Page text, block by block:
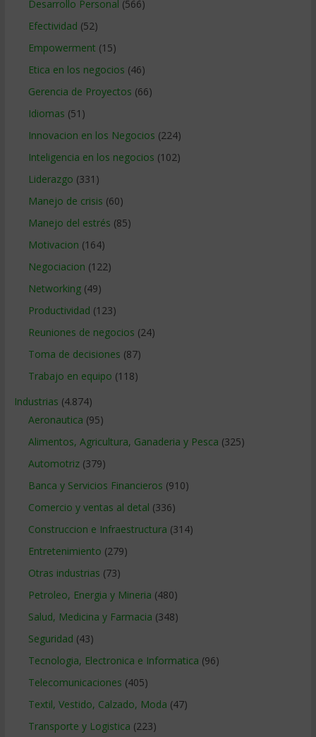
Desarrollo Personal (566)
Efectividad (52)
Empowerment (15)
Etica en los negocios (46)
Gerencia de Proyectos (66)
Idiomas (51)
Innovacion en los Negocios (224)
Inteligencia en los negocios (102)
Liderazgo (331)
Manejo de crisis (60)
Manejo del estrés (85)
Motivacion (164)
Negociacion (122)
Networking(49)
Productividad (123)
Reuniones de negocios (24)
Toma de decisiones (87)
Trabajo en equipo (118)
Industrias (4.874)
Aeronautica (95)
Alimentos, Agricultura, Ganaderia y Pesca (325)
Automotriz(379)
Banca y Servicios Financieros (910)
Comercio y ventas al detal (336)
Construccion e Infraestructura (314)
Entretenimiento (279)
Otras industrias (73)
Petroleo, Energia y Mineria (480)
Salud, Medicina y Farmacia (348)
Seguridad (43)
Tecnologia, Electronica e Informatica (96)
Telecomunicaciones (405)
Textil, Vestido, Calzado, Moda (47)
Transporte y Logistica (223)